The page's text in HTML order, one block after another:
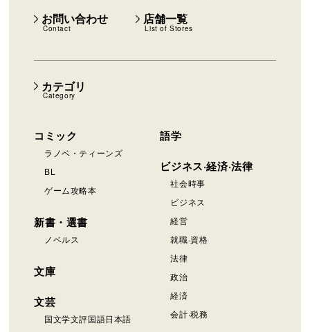
カテゴリ
Category
コミック
ラノベ・ティーンズ
BL
ゲーム攻略本
新書・選書
ノベルス
文庫
文芸
国文学文評国語日本語
語学
ビジネス·経済·法律
社会時事
ビジネス
経営
就職·資格
法律
政治
経済
会計·税務
お問い合わせ
Contact
店舗一覧
List of Stores